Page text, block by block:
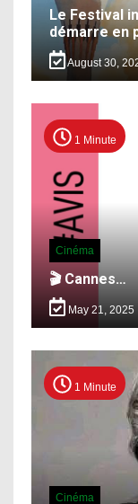
Le Festival
démarre en
August 30,
1 Minute
Cinéma
🎬 Cannes…
May 21, 2025
1 Minute
Cinéma